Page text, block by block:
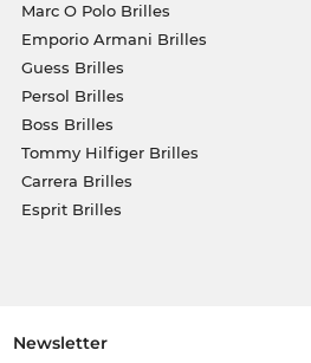
Marc O Polo Brilles
Emporio Armani Brilles
Guess Brilles
Persol Brilles
Boss Brilles
Tommy Hilfiger Brilles
Carrera Brilles
Esprit Brilles
Newsletter